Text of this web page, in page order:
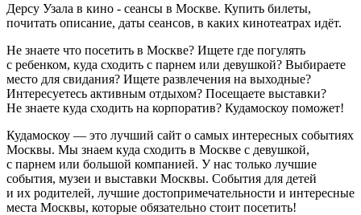
Дерсу Узала в кино - сеансы в Москве. Купить билеты,
почитать описание, даты сеансов, в каких кинотеатрах идёт.
Не знаете что посетить в Москве? Ищете где погулять
с ребенком, куда сходить с парнем или девушкой? Выбираете
место для свидания? Ищете развлечения на выходные?
Интересуетесь активным отдыхом? Посещаете выставки?
Не знаете куда сходить на корпоратив? Кудамоскоу поможет!
Кудамоскоу — это лучший сайт о самых интересных событиях
Москвы. Мы знаем куда сходить в Москве с девушкой,
с парнем или большой компанией. У нас только лучшие
события, музеи и выставки Москвы. События для детей
и их родителей, лучшие достопримечательности и интересные
места Москвы, которые обязательно стоит посетить!